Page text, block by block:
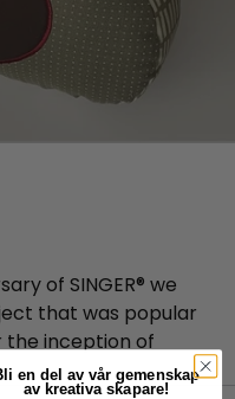
of SINGER® we
that was popular
the inception of
en del av vår gemenskap
av kreativa skapare!